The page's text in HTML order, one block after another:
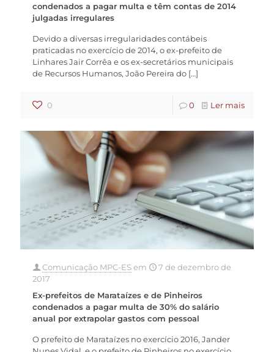
condenados a pagar multa e têm contas de 2014
julgadas irregulares
Devido a diversas irregularidades contábeis
praticadas no exercício de 2014, o ex-prefeito de
Linhares Jair Corrêa e os ex-secretários municipais
de Recursos Humanos, João Pereira do […]
0 0 Ler mais
Comunicação MPC-ESem
7 de dezembro de
2017
Ex-prefeitos de Marataízes e de Pinheiros
condenados a pagar multa de 30% do salário
anual por extrapolar gastos com pessoal
O prefeito de Marataízes no exercício 2016, Jander